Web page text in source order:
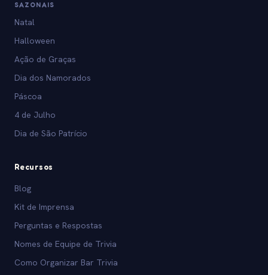
SAZONAIS
Natal
Halloween
Ação de Graças
Dia dos Namorados
Páscoa
4 de Julho
Dia de São Patrício
Recursos
Blog
Kit de Imprensa
Perguntas e Respostas
Nomes de Equipe de Trivia
Como Organizar Bar Trivia